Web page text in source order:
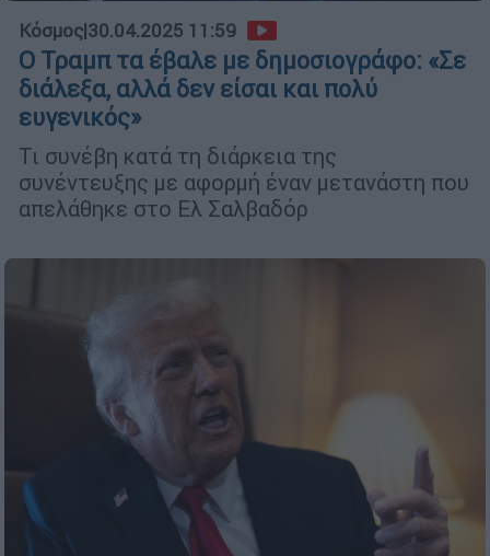
Κόσμος|30.04.2025 11:59
Ο Τραμπ τα έβαλε με δημοσιογράφο: «Σε
διάλεξα, αλλά δεν είσαι και πολύ
ευγενικός»
Τι συνέβη κατά τη διάρκεια της
συνέντευξης με αφορμή έναν μετανάστη που
απελάθηκε στο Ελ Σαλβαδόρ